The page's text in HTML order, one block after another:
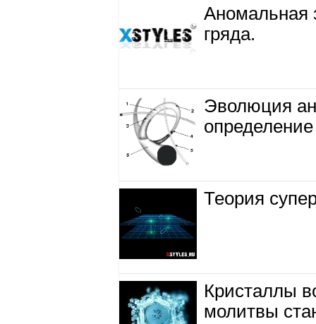
Аномальная
гряда.
Эволюция
Теория
Кристаллы
молитвы